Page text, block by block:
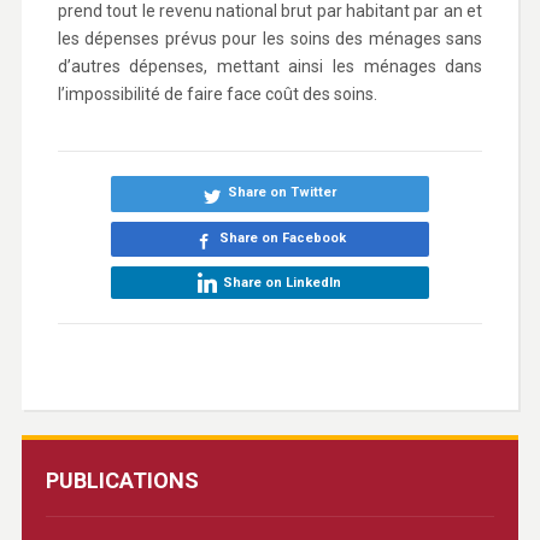
PUBLICATIONS
prend tout le revenu national brut par habitant par an et
les dépenses prévus pour les soins des ménages sans
d’autres dépenses, mettant ainsi les ménages dans
l’impossibilité de faire face coût des soins.
Share on Twitter
Share on Facebook
Share on LinkedIn